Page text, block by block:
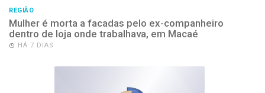
REGIÃO
Mulher é morta a facadas pelo ex-companheiro
dentro de loja onde trabalhava, em Macaé
HÁ 7 DIAS